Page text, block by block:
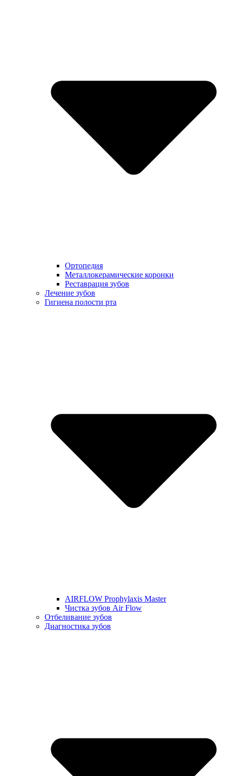
Ортопедия
Металлокерамические коронки
Реставрация зубов
Лечение зубов
Гигиена полости рта
AIRFLOW Prophylaxis Master
Чистка зубов Air Flow
Отбеливание зубов
Диагностика зубов